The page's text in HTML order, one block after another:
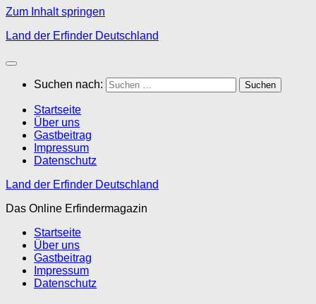
Zum Inhalt springen
Land der Erfinder Deutschland
Suchen nach:
Startseite
Über uns
Gastbeitrag
Impressum
Datenschutz
Land der Erfinder Deutschland
Das Online Erfindermagazin
Startseite
Über uns
Gastbeitrag
Impressum
Datenschutz